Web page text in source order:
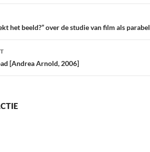
het beeld?” over de studie van film als parabel
[Andrea Arnold, 2006]